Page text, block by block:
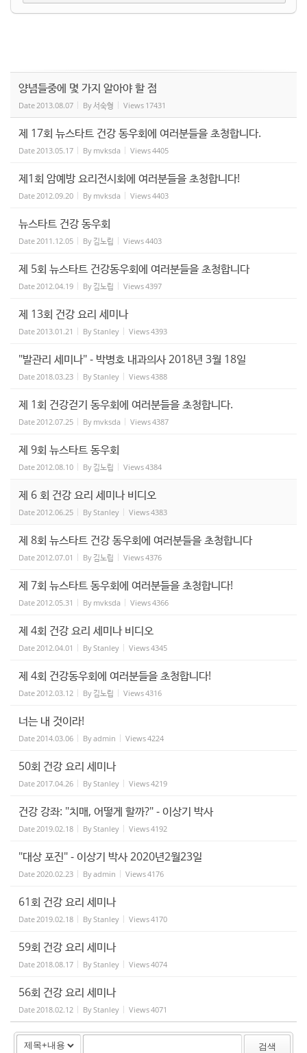
양념들중에 몇 가지 알아야 할 점
Date2013.08.07 By서숙형 Views 17431
제 17회 뉴스타트 건강 동우회에 여러분들을 초청합니다.
Date2013.05.17 By mvksda Views4405
제1회 암예방 요리전시회에 여러분들을 초청합니다!
Date2012.09.20 By mvksda Views4403
뉴스타트 건강 동우회
Date2011.12.05 By 김노립 Views4403
제 5회 뉴스타트 건강동우회에 여러분들을 초청합니다
Date2012.04.19 By 김노립 Views4397
제 13회 건강 요리 세미나
Date2013.01.21 ByStanley Views4393
"발관리 세미나" - 박병호 내과의사 2018년 3월 18일
Date2018.03.23 ByStanley Views4388
제 1회 건강걷기 동우회에 여러분들을 초청합니다.
Date2012.07.25 By mvksda Views4387
제 9회 뉴스타트 동우회
Date2012.08.10 By 김노립 Views4384
제 6 회 건강 요리 세미나 비디오
Date2012.06.25 ByStanley Views4383
제 8회 뉴스타트 건강 동우회에 여러분들을 초청합니다
Date2012.07.01 By 김노립 Views4376
제 7회 뉴스타트 동우회에 여러분들을 초청합니다!
Date2012.05.31 By mvksda Views4366
제 4회 건강 요리 세미나 비디오
Date2012.04.01 ByStanley Views4345
제 4회 건강동우회에 여러분들을 초청합니다!
Date2012.03.12 By 김노립 Views4316
너는 내 것이라!
Date2014.03.06 Byadmin Views4224
50회 건강 요리 세미나
Date2017.04.26 ByStanley Views4219
건강 강좌: "치매, 어떻게 할까?" - 이상기 박사
Date2019.02.18 ByStanley Views4192
"대상 포진" - 이상기 박사 2020년2월23일
Date2020.02.23 Byadmin Views4176
61회 건강 요리 세미나
Date2019.02.18 ByStanley Views4170
59회 건강 요리 세미나
Date2018.08.17 ByStanley Views4074
56회 건강 요리 세미나
Date2018.02.12 ByStanley Views4071
검색